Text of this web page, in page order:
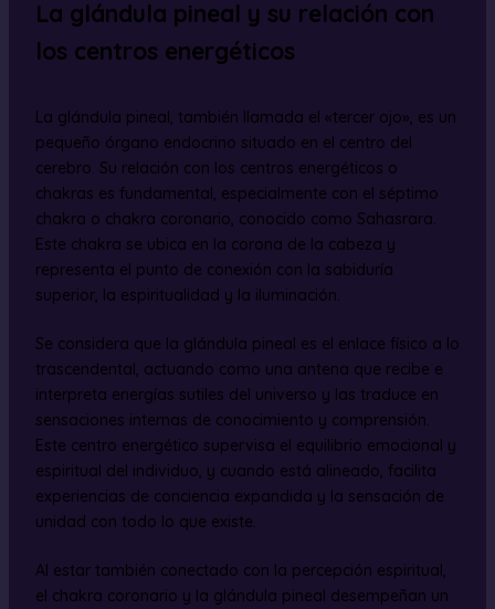
La glándula pineal y su relación con
los centros energéticos
La glándula pineal, también llamada el «tercer ojo», es un
pequeño órgano endocrino situado en el centro del
cerebro. Su relación con los centros energéticos o
chakras es fundamental, especialmente con el séptimo
chakra o chakra coronario, conocido como Sahasrara.
Este chakra se ubica en la corona de la cabeza y
representa el punto de conexión con la sabiduría
superior, la espiritualidad y la iluminación.
Se considera que la glándula pineal es el enlace físico a lo
trascendental, actuando como una antena que recibe e
interpreta energías sutiles del universo y las traduce en
sensaciones internas de conocimiento y comprensión.
Este centro energético supervisa el equilibrio emocional y
espiritual del individuo, y cuando está alineado, facilita
experiencias de conciencia expandida y la sensación de
unidad con todo lo que existe.
Al estar también conectado con la percepción espiritual,
el chakra coronario y la glándula pineal desempeñan un